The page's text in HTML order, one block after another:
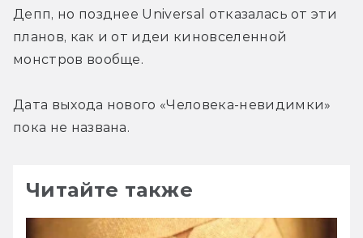
Депп, но позднее Universal отказалась от эти
планов, как и от идеи киновселенной
монстров вообще.
Дата выхода нового «Человека-невидимки»
пока не названа.
Читайте также